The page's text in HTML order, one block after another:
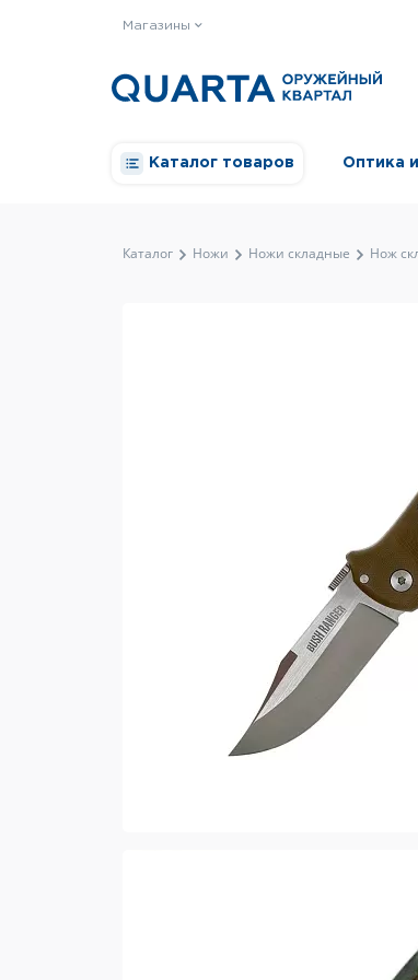
Магазины
Каталог товаров Оптика
Каталог Ножи Ножи складные Нож